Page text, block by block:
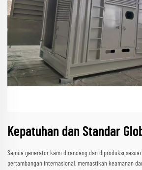
Kepatuhan dan Standar
Semua generator kami dirancang dan diproduksi
pertambangan internasional, memastikan keamanan